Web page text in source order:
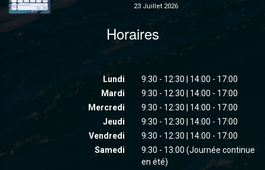
23 Juillet 2026
Horaires
Lundi
9:30 - 12:30 | 14:00 - 17:00
Mardi
9:30 - 12:30 | 14:00 - 17:00
Mercredi
9:30 - 12:30 | 14:00 - 17:00
Jeudi
9:30 - 12:30 | 14:00 - 17:00
Vendredi
9:30 - 12:30 | 14:00 - 17:00
Samedi
9:30 - 13:00 (Journée continue
en été)